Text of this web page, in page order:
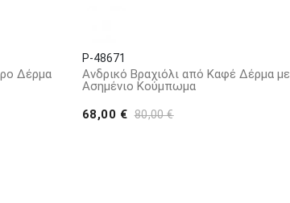
Δέρμα
P-48671
Ανδρικό Βραχιόλι από Καφέ Δέρμα με
Ασημένιο Κούμπωμα
68,00 € 80,00 €